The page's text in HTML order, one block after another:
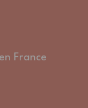
France